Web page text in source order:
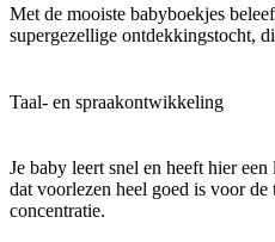
Met de mooiste babyboekjes
supergezellige ontdekkingstocht,
Taal- en spraakontwikkeling
Je baby leert snel en heeft hier
dat voorlezen heel goed is voor
concentratie.